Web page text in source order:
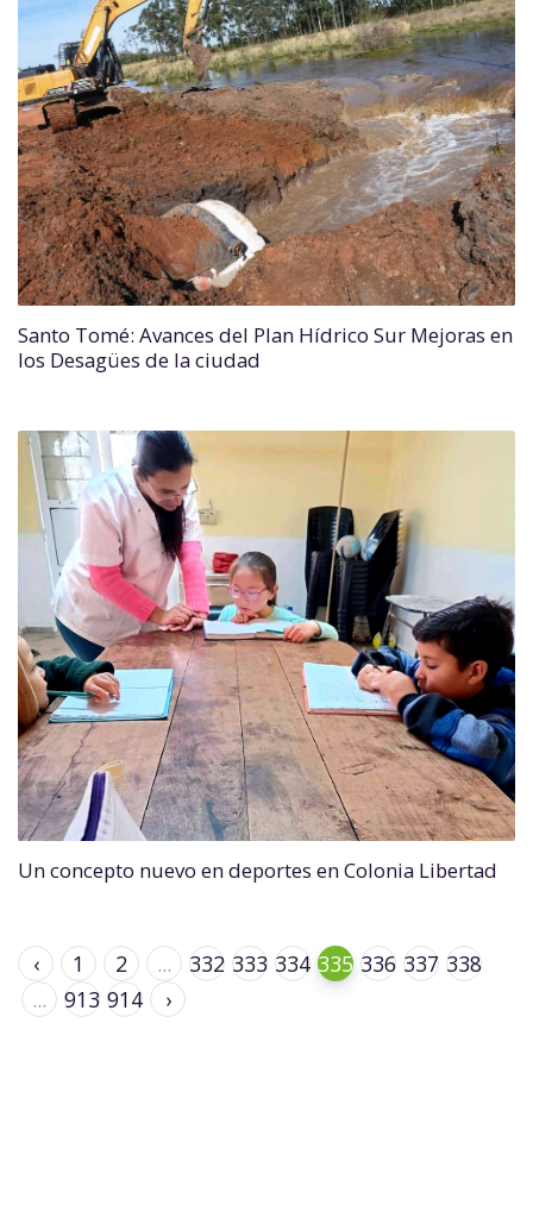
Santo Tomé: Avances del Plan Hídrico Sur Mejoras en
los Desagües de la ciudad
Un concepto nuevo en deportes en Colonia Libertad
‹ 1 2 ... 332 333 334 335 336 337 338
...
913 914 ›